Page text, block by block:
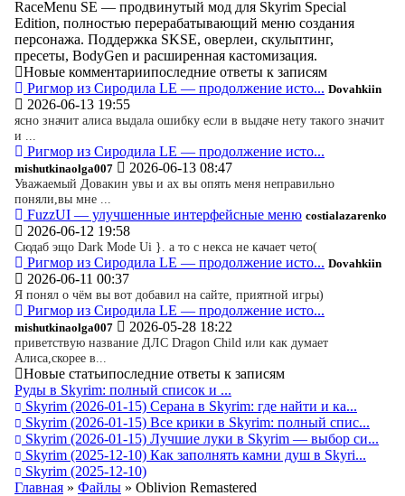
RaceMenu SE — продвинутый мод для Skyrim Special
Edition, полностью перерабатывающий меню создания
персонажа. Поддержка SKSE, оверлеи, скульптинг,
пресеты, BodyGen и расширенная кастомизация.
Новые комментариипоследние ответы к записям
Ригмор из Сиродила LE — продолжение исто... Dovahkiin
2026-06-13 19:55
ясно значит алиса выдала ошибку если в выдаче нету такого значит
и ...
Ригмор из Сиродила LE — продолжение исто...
mishutkinaolga007 2026-06-13 08:47
Уважаемый Довакин увы и ах вы опять меня неправильно
поняли,вы мне ...
FuzzUI — улучшенные интерфейсные меню costialazarenko
2026-06-12 19:58
Сюдаб эщо Dark Mode Ui }. а то с некса не качает чето(
Ригмор из Сиродила LE — продолжение исто... Dovahkiin
2026-06-11 00:37
Я понял о чём вы вот добавил на сайте, приятной игры)
Ригмор из Сиродила LE — продолжение исто...
mishutkinaolga007 2026-05-28 18:22
приветствую название ДЛС Dragon Child или как думает
Алиса,скорее в...
Новые статьипоследние ответы к записям
Руды в Skyrim: полный список и ...
Skyrim (2026-01-15) Серана в Skyrim: где найти и ка...
Skyrim (2026-01-15) Все крики в Skyrim: полный спис...
Skyrim (2026-01-15) Лучшие луки в Skyrim — выбор си...
Skyrim (2025-12-10) Как заполнять камни душ в Skyri...
Skyrim (2025-12-10)
Главная » Файлы » Oblivion Remastered